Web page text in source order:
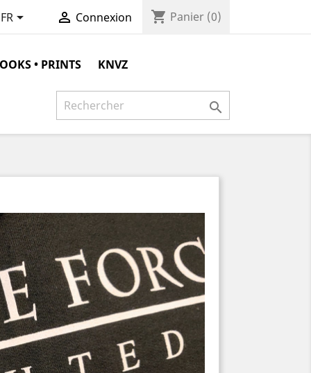
FR  Connexion shopping_cart Panier (0)
• PRINTS KNVZ
